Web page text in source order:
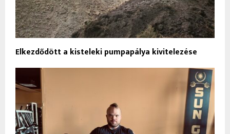
Elkezdődött a kisteleki pumpapálya kivitelezése